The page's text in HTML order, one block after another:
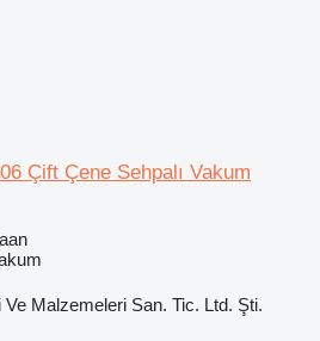
Çift Çene Sehpalı Vakum
Malzemeleri San. Tic. Ltd. Şti.